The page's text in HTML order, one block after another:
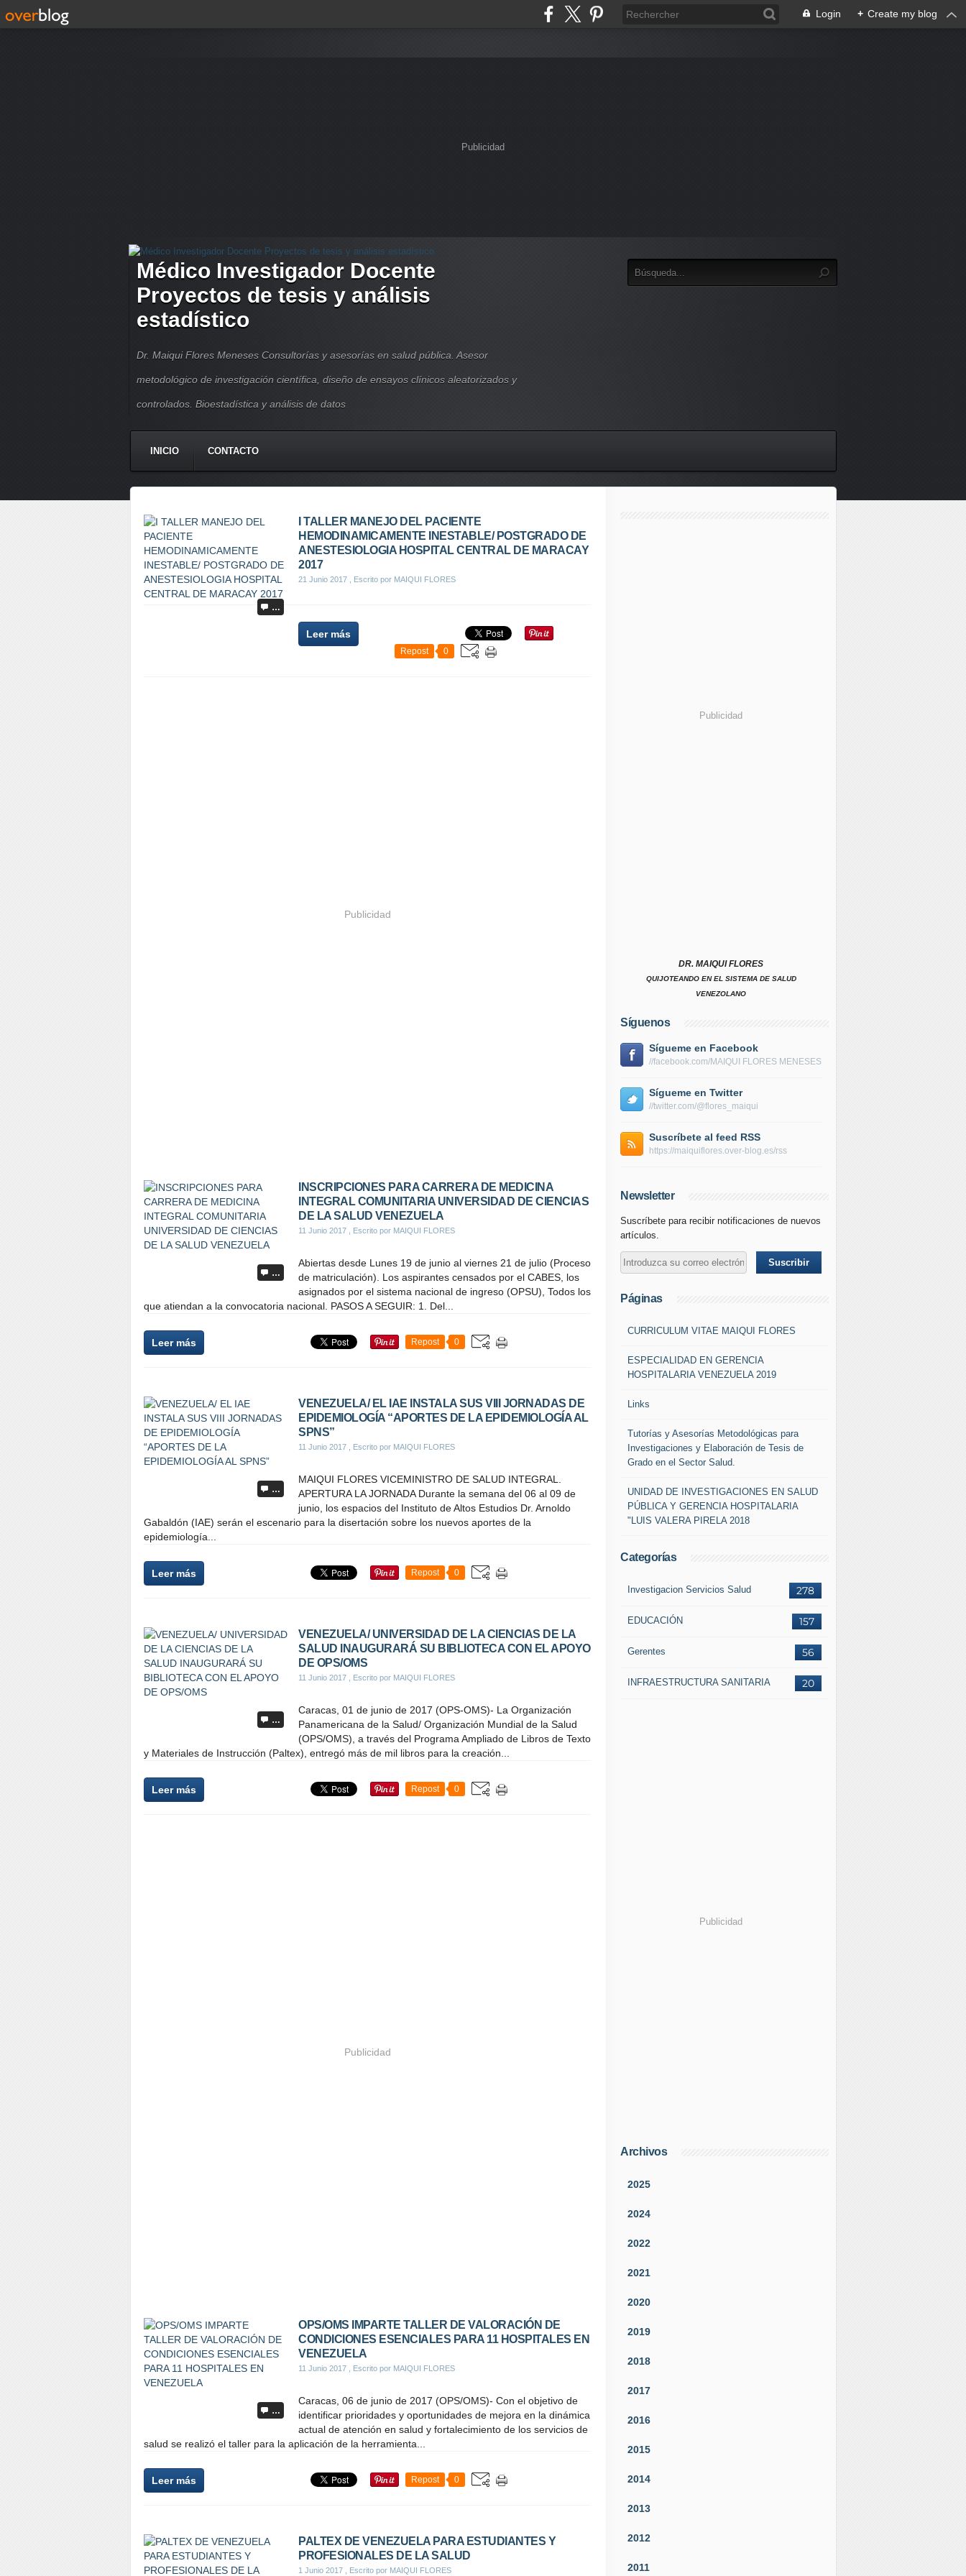
Login + Create my blog
Publicidad
Médico Investigador Docente
Proyectos de tesis y análisis
estadístico
Dr. Maiqui Flores Meneses Consultorías y asesorías en salud pública. Asesor
metodológico de investigación científica, diseño de ensayos clínicos aleatorizados y
controlados. Bioestadística y análisis de datos
INICIO CONTACTO
…
I TALLER MANEJO DEL PACIENTE
HEMODINAMICAMENTE INESTABLE/ POSTGRADO DE
ANESTESIOLOGIA HOSPITAL CENTRAL DE MARACAY
2017
21 Junio 2017 , Escrito por MAIQUI FLORES
Leer más
Repost 0
Publicidad
…
INSCRIPCIONES PARA CARRERA DE MEDICINA
INTEGRAL COMUNITARIA UNIVERSIDAD DE CIENCIAS
DE LA SALUD VENEZUELA
11 Junio 2017 , Escrito por MAIQUI FLORES
Abiertas desde Lunes 19 de junio al viernes 21 de julio (Proceso
de matriculación). Los aspirantes censados por el CABES, los
asignados por el sistema nacional de ingreso (OPSU), Todos los
que atiendan a la convocatoria nacional. PASOS A SEGUIR: 1. Del...
Leer más Repost 0
…
VENEZUELA/ EL IAE INSTALA SUS VIII JORNADAS DE
EPIDEMIOLOGÍA “APORTES DE LA EPIDEMIOLOGÍA AL
SPNS”
11 Junio 2017 , Escrito por MAIQUI FLORES
MAIQUI FLORES VICEMINISTRO DE SALUD INTEGRAL.
APERTURA LA JORNADA Durante la semana del 06 al 09 de
junio, los espacios del Instituto de Altos Estudios Dr. Arnoldo
Gabaldón (IAE) serán el escenario para la disertación sobre los nuevos aportes de la
epidemiología...
Leer más Repost 0
…
VENEZUELA/ UNIVERSIDAD DE LA CIENCIAS DE LA
SALUD INAUGURARÁ SU BIBLIOTECA CON EL APOYO
DE OPS/OMS
11 Junio 2017 , Escrito por MAIQUI FLORES
Caracas, 01 de junio de 2017 (OPS-OMS)- La Organización
Panamericana de la Salud/ Organización Mundial de la Salud
(OPS/OMS), a través del Programa Ampliado de Libros de Texto
y Materiales de Instrucción (Paltex), entregó más de mil libros para la creación...
Leer más Repost 0
Publicidad
…
OPS/OMS IMPARTE TALLER DE VALORACIÓN DE
CONDICIONES ESENCIALES PARA 11 HOSPITALES EN
VENEZUELA
11 Junio 2017 , Escrito por MAIQUI FLORES
Caracas, 06 de junio de 2017 (OPS/OMS)- Con el objetivo de
identificar prioridades y oportunidades de mejora en la dinámica
actual de atención en salud y fortalecimiento de los servicios de
salud se realizó el taller para la aplicación de la herramienta...
Leer más Repost 0
PALTEX DE VENEZUELA PARA ESTUDIANTES Y
PROFESIONALES DE LA SALUD
1 Junio 2017 , Escrito por MAIQUI FLORES
Publicidad
DR. MAIQUI FLORES
QUIJOTEANDO EN EL SISTEMA DE SALUD
VENEZOLANO
Síguenos
Sígueme en Facebook
//facebook.com/MAIQUI FLORES MENESES
Sígueme en Twitter
//twitter.com/@flores_maiqui
Suscríbete al feed RSS
https://maiquiflores.over-blog.es/rss
Newsletter
Suscríbete para recibir notificaciones de nuevos
artículos.
Páginas
CURRICULUM VITAE MAIQUI FLORES
ESPECIALIDAD EN GERENCIA
HOSPITALARIA VENEZUELA 2019
Links
Tutorías y Asesorías Metodológicas para
Investigaciones y Elaboración de Tesis de
Grado en el Sector Salud.
UNIDAD DE INVESTIGACIONES EN SALUD
PÚBLICA Y GERENCIA HOSPITALARIA
"LUIS VALERA PIRELA 2018
Categorías
278
Investigacion Servicios Salud
157
EDUCACIÓN
56
Gerentes
20
INFRAESTRUCTURA SANITARIA
Publicidad
Archivos
2025
2024
2022
2021
2020
2019
2018
2017
2016
2015
2014
2013
2012
2011